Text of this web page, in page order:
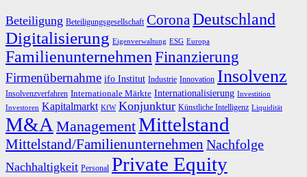
Beteiligung Beteiligungsgesellschaft CoronaDeutschland
Digitalisierung Eigenverwaltung ESG Europa
FamilienunternehmenFinanzierung
Firmenübernahme ifo Institut Industrie Innovation Insolvenz
Insolvenzverfahren Internationale Märkte Internationalisierung Investition
Investoren Kapitalmarkt KfW Konjunktur Künstliche Intelligenz Liquidität
M&A ManagementMittelstand
Mittelstand/Familienunternehmen Nachfolge
Nachhaltigkeit Personal Private Equity